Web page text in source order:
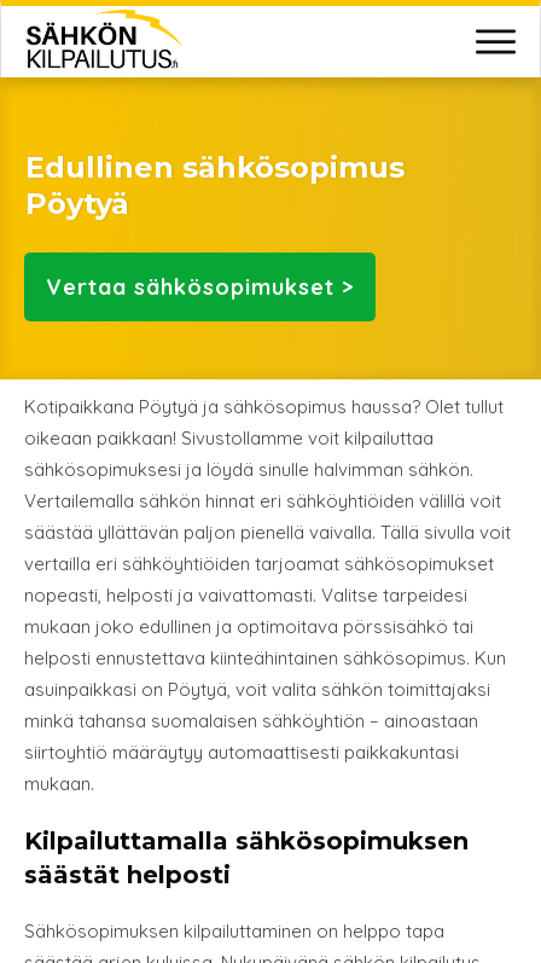
Edullinen sähkösopimus
Pöytyä
Vertaa sähkösopimukset >
Kotipaikkana Pöytyä ja sähkösopimus haussa? Olet tullut
oikeaan paikkaan! Sivustollamme voit kilpailuttaa
sähkösopimuksesi ja löydä sinulle halvimman sähkön.
Vertailemalla sähkön hinnat eri sähköyhtiöiden välillä voit
säästää yllättävän paljon pienellä vaivalla. Tällä sivulla voit
vertailla eri sähköyhtiöiden tarjoamat sähkösopimukset
nopeasti, helposti ja vaivattomasti. Valitse tarpeidesi
mukaan joko edullinen ja optimoitava pörssisähkö tai
helposti ennustettava kiinteähintainen sähkösopimus. Kun
asuinpaikkasi on Pöytyä, voit valita sähkön toimittajaksi
minkä tahansa suomalaisen sähköyhtiön – ainoastaan
siirtoyhtiö määräytyy automaattisesti paikkakuntasi
mukaan.
Kilpailuttamalla sähkösopimuksen
säästät helposti
Sähkösopimuksen kilpailuttaminen on helppo tapa